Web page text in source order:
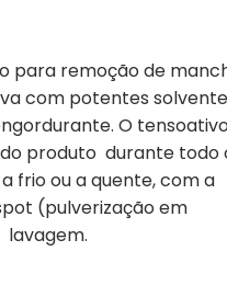
para remoção de
com potentes
O tensoativo
produto durante todo
frio ou a quente, com a
(pulverização em
lavagem.